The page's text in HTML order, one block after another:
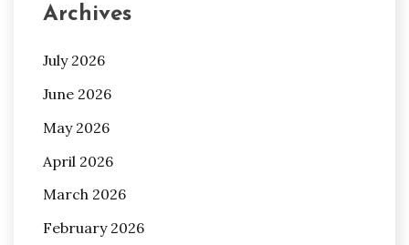
Archives
July 2026
June 2026
May 2026
April 2026
March 2026
February 2026